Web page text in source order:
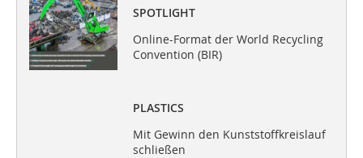
SPOTLIGHT
Online-Format der World Recycling
Convention (BIR)
PLASTICS
Mit Gewinn den Kunststoffkreislauf
schließen